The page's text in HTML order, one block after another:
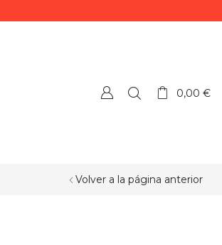
0,00€
Volver a la página anterior